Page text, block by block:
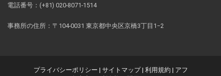
電話番号：(+81) 020-8071-1514
事務所の住所：〒104-0031 東京都中央区京橋3丁目1−2
プライバシーポリシー | サイトマップ| 利用規約 | アフ